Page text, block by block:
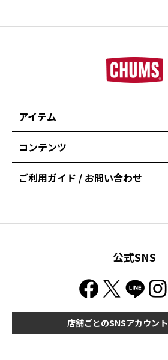
アイテム
コンテンツ
ご利用ガイド / お問い合わせ
公式SNS
店舗ごとのSNSアカウン